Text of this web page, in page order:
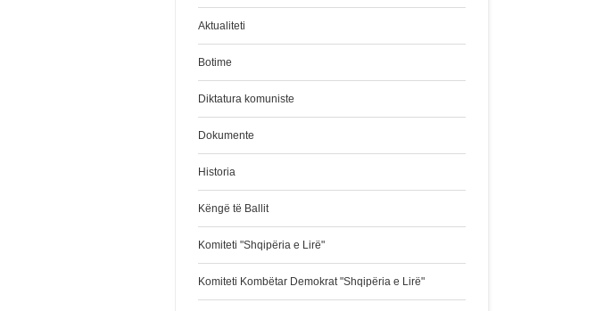
Aktualiteti
Botime
Diktatura komuniste
Dokumente
Historia
Këngë të Ballit
Komiteti "Shqipëria e Lirë"
Komiteti Kombëtar Demokrat "Shqipëria e Lirë"